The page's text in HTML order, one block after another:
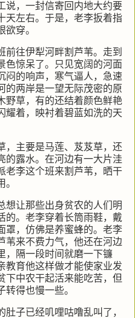
说，一封信寄回内地大约要
天左右。于是，老李扳着指
穿。
前往伊犁河畔割芦苇。走到
色惊呆了。只见宽阔的河面
闷的响声，寒气逼人，急速
的两岸是一望无际茂密的原
野草，有的还结着颜色鲜艳
耀着，映衬着碧蓝如洗的天
，主要是马莲、芨芨草，还
的露水。在河边有一大片洼
老李这个班来割芦苇，晒干
想让那些出身贫农的人们明
的。老李穿着长筒雨鞋，戴
罩，仿佛是养蜜蜂的。老李
苇来不费力气，他还在河边
，隔一段时间就磨一下镰
教育他这样做才能使家业发
下中农干起活来能吃苦，但
得也慢一些。
子已经叽哩咕噜乱叫了，